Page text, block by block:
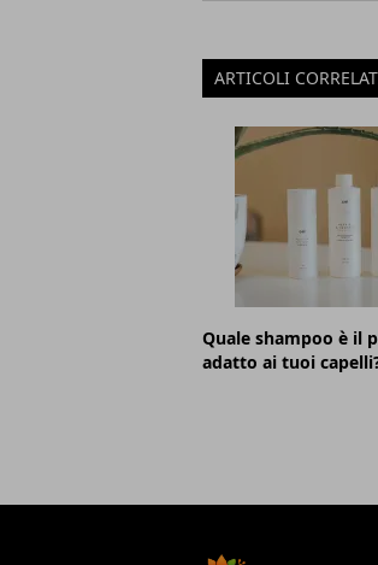
ARTICOLI
Quale shampoo è il
adatto ai tuoi